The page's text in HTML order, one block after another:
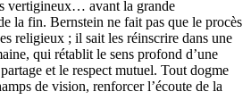
vertigineux… avant la grande
la fin. Bernstein ne fait pas que le procès
religieux ; il sait les réinscrire dans une
qui rétablit le sens profond d’une
et le respect mutuel. Tout dogme
de vision, renforcer l’écoute de la